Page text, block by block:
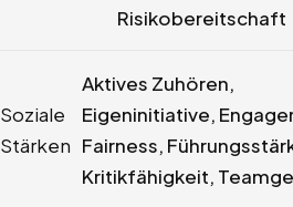
Risikobereitschaft
Soziale
Stärken
Aktives Zuhören,
Eigeninitiative,
Fairness,
Kritikfähigkeit,